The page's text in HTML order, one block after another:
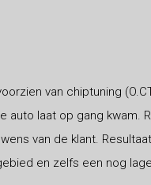
van chiptuning
laat op gang kwam.
van de klant.
en zelfs een nog